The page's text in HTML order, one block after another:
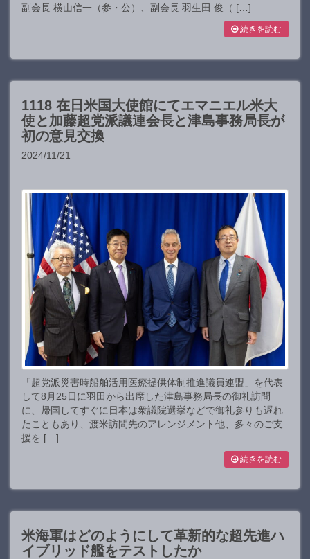
副会長 横山信一（参・公）、副会長 羽生田 俊（ […]
続きを読む
1118 在日米国大使館にてエマニエル米大
使と加藤超党派議連会長と津島事務局長が
初の意見交換
2024/11/21
「超党派災害時船舶活用医療提供体制推進議員連盟」を代表
して8月25日に羽田から出席した津島事務局長の御礼訪問
に、帰国してすぐに日本は衆議院選挙などで御礼参りも遅れ
たこともあり、渡米訪問先のアレンジメント他、多々のご支
援を […]
続きを読む
米海軍はどのようにして革新的な超先進ハ
イブリッド艦をテストしたか